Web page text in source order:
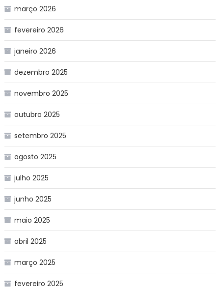
março 2026
fevereiro 2026
janeiro 2026
dezembro 2025
novembro 2025
outubro 2025
setembro 2025
agosto 2025
julho 2025
junho 2025
maio 2025
abril 2025
março 2025
fevereiro 2025